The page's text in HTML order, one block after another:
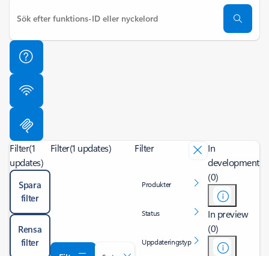
Filter(1
updates)
Spara
filter
Rensa
filter
Filter(1 updates) Filter
Produkter
Status
Uppdateringstyp
In
development
(0)
In preview
(0)